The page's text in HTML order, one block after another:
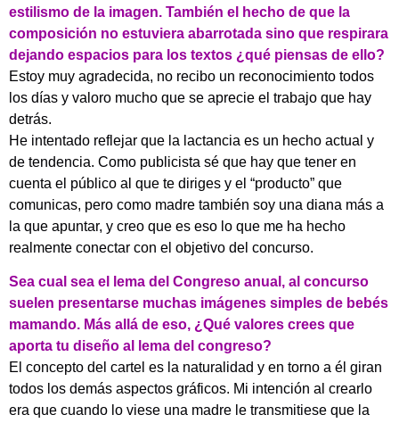
estilismo de la imagen. También el hecho de que la
composición no estuviera abarrotada sino que respirara
dejando espacios para los textos ¿qué piensas de ello?
Estoy muy agradecida, no recibo un reconocimiento todos
los días y valoro mucho que se aprecie el trabajo que hay
detrás.
He intentado reflejar que la lactancia es un hecho actual y
de tendencia. Como publicista sé que hay que tener en
cuenta el público al que te diriges y el “producto” que
comunicas, pero como madre también soy una diana más a
la que apuntar, y creo que es eso lo que me ha hecho
realmente conectar con el objetivo del concurso.
Sea cual sea el lema del Congreso anual, al concurso
suelen presentarse muchas imágenes simples de bebés
mamando. Más allá de eso, ¿Qué valores crees que
aporta tu diseño al lema del congreso?
El concepto del cartel es la naturalidad y en torno a él giran
todos los demás aspectos gráficos. Mi intención al crearlo
era que cuando lo viese una madre le transmitiese que la